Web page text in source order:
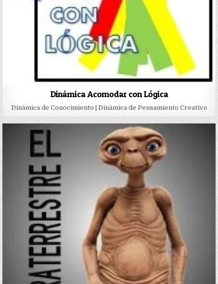
Dinámica Acomodar con Lógica
Dinámica de Conocimiento | Dinámica de Pensamiento Creativo